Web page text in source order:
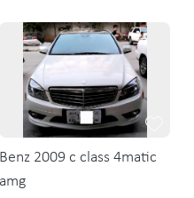
Benz 2009 c class 4matic
amg